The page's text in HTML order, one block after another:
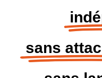
sans